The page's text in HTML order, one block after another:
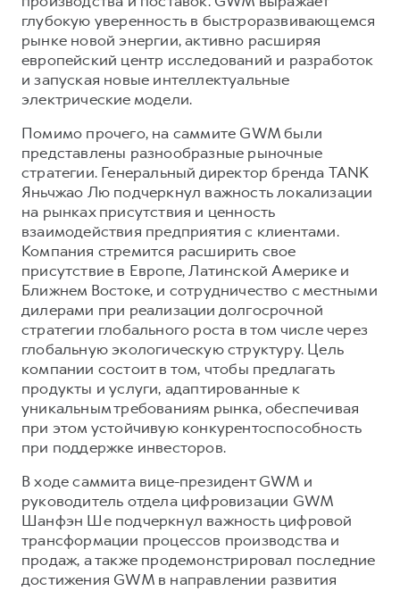
глубокую уверенность в быстроразвивающемся
рынке новой энергии, активно расширяя
европейский центр исследований и разработок
и запуская новые интеллектуальные
электрические модели.
Помимо прочего, на саммите GWM были
представлены разнообразные рыночные
стратегии. Генеральный директор бренда TANK
Яньчжао Лю подчеркнул важность локализации
на рынках присутствия и ценность
взаимодействия предприятия с клиентами.
Компания стремится расширить свое
присутствие в Европе, Латинской Америке и
Ближнем Востоке, и сотрудничество с местными
дилерами при реализации долгосрочной
стратегии глобального роста в том числе через
глобальную экологическую структуру. Цель
компании состоит в том, чтобы предлагать
продукты и услуги, адаптированные к
уникальным требованиям рынка, обеспечивая
при этом устойчивую конкурентоспособность
при поддержке инвесторов.
В ходе саммита вице-президент GWM и
руководитель отдела цифровизации GWM
Шанфэн Ше подчеркнул важность цифровой
трансформации процессов производства и
продаж, а также продемонстрировал последние
достижения GWM в направлении развития